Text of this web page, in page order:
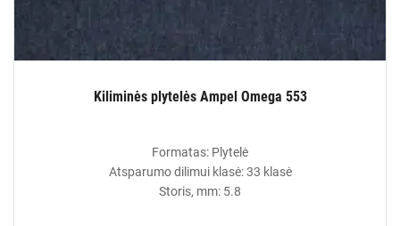
Kiliminės plytelės Ampel Omega 553
Formatas: Plytelė
Atsparumo dilimui klasė: 33 klasė
Storis, mm: 5.8